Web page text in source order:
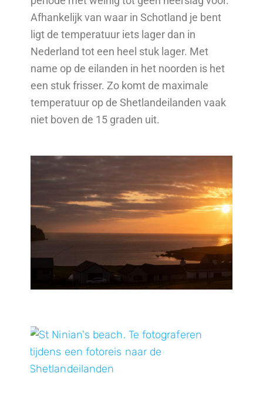
Afhankelijk van waar in Schotland je bent
ligt de temperatuur iets lager dan in
Nederland tot een heel stuk lager. Met
name op de eilanden in het noorden is het
een stuk frisser. Zo komt de maximale
temperatuur op de Shetlandeilanden vaak
niet boven de 15 graden uit.